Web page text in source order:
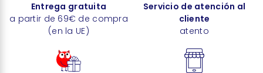
Entrega gratuita
a partir de 69€ de compra
(en la UE)
Servicio de atención al
cliente
atento